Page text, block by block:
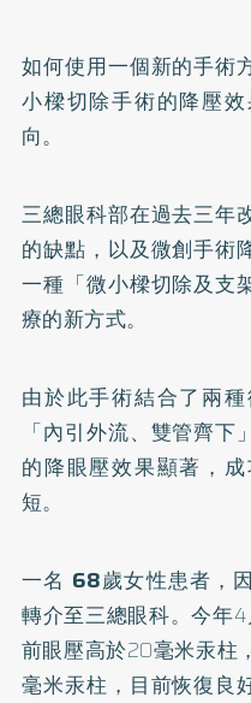
如何使用一個新的手術
小樑切除手術的降壓
向。
三總眼科部在過去三年
的缺點，以及微創手術
一種「微小樑切除及支
療的新方式。
由於此手術結合了兩
「內引外流、雙管齊
的降眼壓效果顯著，
短。
一名 68歲女性患者，
轉介至三總眼科。今年
前眼壓高於20毫米汞柱
毫米汞柱，目前恢復良